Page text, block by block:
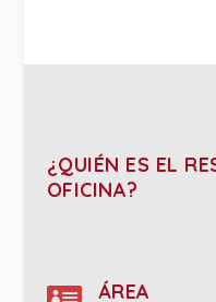
¿QUIÉN ES EL
OFICINA?
ÁREA